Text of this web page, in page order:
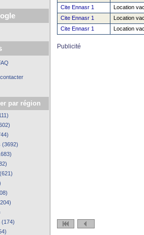
par région
(3692)
(174)
Cite Ennasr 1
Location
Cite Ennasr 1
Location
Cite Ennasr 1
Location
Publicité